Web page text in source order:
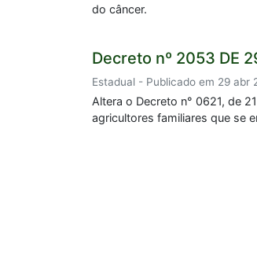
do câncer.
Decreto nº 2053 DE
Estadual - Publicado em 29 abr
Altera o Decreto n° 0621, de
agricultores familiares que se